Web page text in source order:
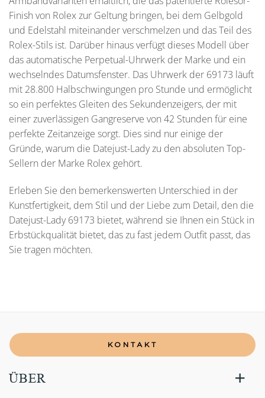
Finish von Rolex zur Geltung bringen, bei dem Gelbgold
und Edelstahl miteinander verschmelzen und das Teil des
Rolex-Stils ist. Darüber hinaus verfügt dieses Modell über
das automatische Perpetual-Uhrwerk der Marke und ein
wechselndes Datumsfenster. Das Uhrwerk der 69173 läuft
mit 28.800 Halbschwingungen pro Stunde und ermöglicht
so ein perfektes Gleiten des Sekundenzeigers, der mit
einer zuverlässigen Gangreserve von 42 Stunden für eine
perfekte Zeitanzeige sorgt. Dies sind nur einige der
Gründe, warum die Datejust-Lady zu den absoluten Top-
Sellern der Marke Rolex gehört.
Erleben Sie den bemerkenswerten Unterschied in der
Kunstfertigkeit, dem Stil und der Liebe zum Detail, den die
Datejust-Lady 69173 bietet, während sie Ihnen ein Stück in
Erbstückqualität bietet, das zu fast jedem Outfit passt, das
Sie tragen möchten.
KONTAKT
ÜBER